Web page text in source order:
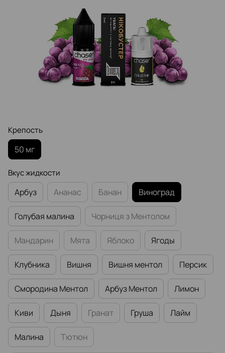
Крепость
50 мг
Вкус жидкости
Арбуз Ананас Банан Виноград
Голубая малина Чорниця з Ментолом
Мандарин Мята Яблоко Ягоды
Клубника Вишня Вишня ментол Персик
Смородина Ментол Арбуз Ментол Лимон
Киви Дыня Гранат Груша Лайм
Малина Тютюн